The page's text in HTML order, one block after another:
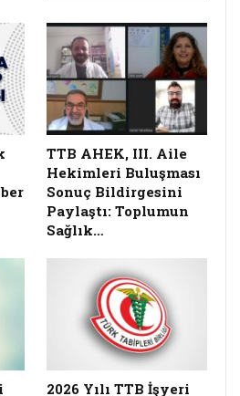
TTB AHEK, III. Aile
Hekimleri Buluşması
Sonuç Bildirgesini
Paylaştı: Toplumun
Sağlık…
2026 Yılı TTB İşyeri